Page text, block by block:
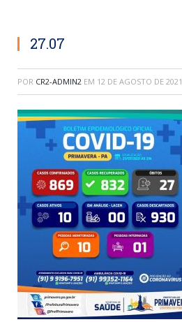
27.07
POR CR2-ADMIN2 EM 12 DE AGOSTO DE 2021